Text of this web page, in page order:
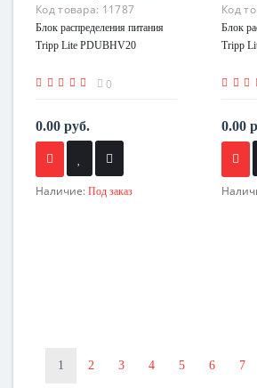
Код товара: 11787
Блок распределения питания
Tripp Lite PDUBHV20
0
0.00 руб.
Наличие: Под заказ
Код
Блок
Tripp
0.00
1 2 3 4 5 6 7